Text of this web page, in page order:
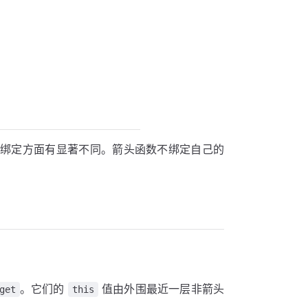
绑定方面有显著不同。箭头函数不绑定自己的
。它们的 this
值由外围最近一层非箭头